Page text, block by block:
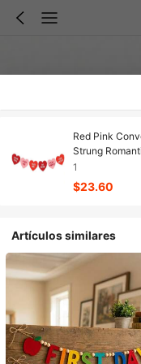
Red Pink
Strung
Decor
1
$23.60
Artículos similares